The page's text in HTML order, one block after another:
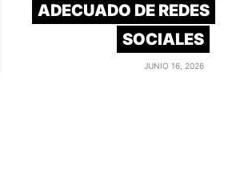
ADECUADO DE REDES
SOCIALES
JUNIO 16, 2026